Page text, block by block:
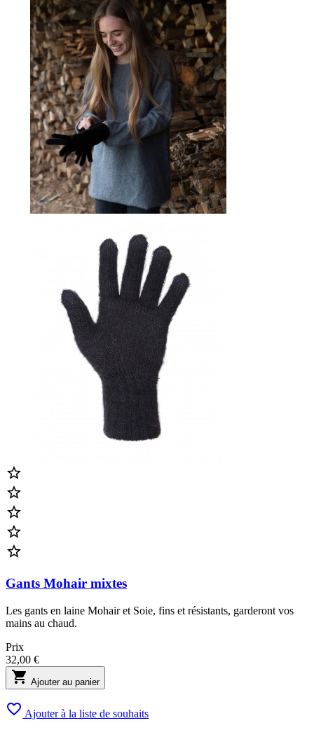





Gants Mohair mixtes
Les gants en laine Mohair et Soie, fins et résistants, garderont vos
mains au chaud.
Prix
32,00 €
 Ajouter au panier
 Ajouter à la liste de souhaits